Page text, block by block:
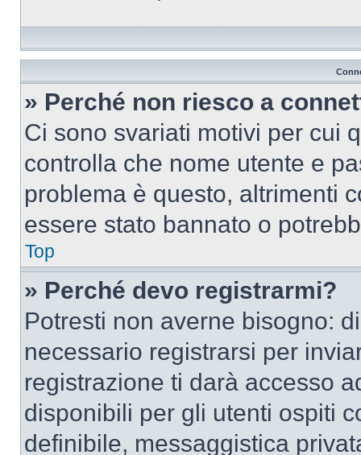
» Perché non riesco a
Ci sono svariati motivi per cui
controlla che nome utente e
problema è questo, altrimenti
essere stato bannato o
Top
» Perché devo registrarmi?
Potresti non averne bisogno:
necessario registrarsi per
registrazione ti darà accesso
disponibili per gli utenti ospiti
definibile, messaggistica